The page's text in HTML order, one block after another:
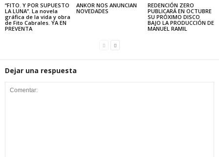
“FITO. Y POR SUPUESTO
LA LUNA”. La novela
gráfica de la vida y obra
de Fito Cabrales. YA EN
PREVENTA
ANKOR NOS ANUNCIAN
NOVEDADES
REDENCIÓN ZERO
PUBLICARÁ EN OCTUBRE
SU PRÓXIMO DISCO
BAJO LA PRODUCCIÓN DE
MANUEL RAMIL
Dejar una respuesta